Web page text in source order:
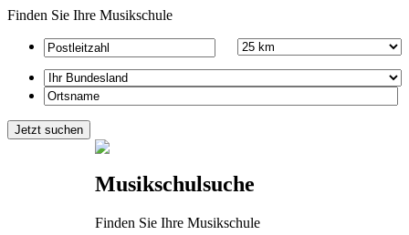
Finden Sie Ihre Musikschule
Musikschulsuche
Finden Sie Ihre Musikschule